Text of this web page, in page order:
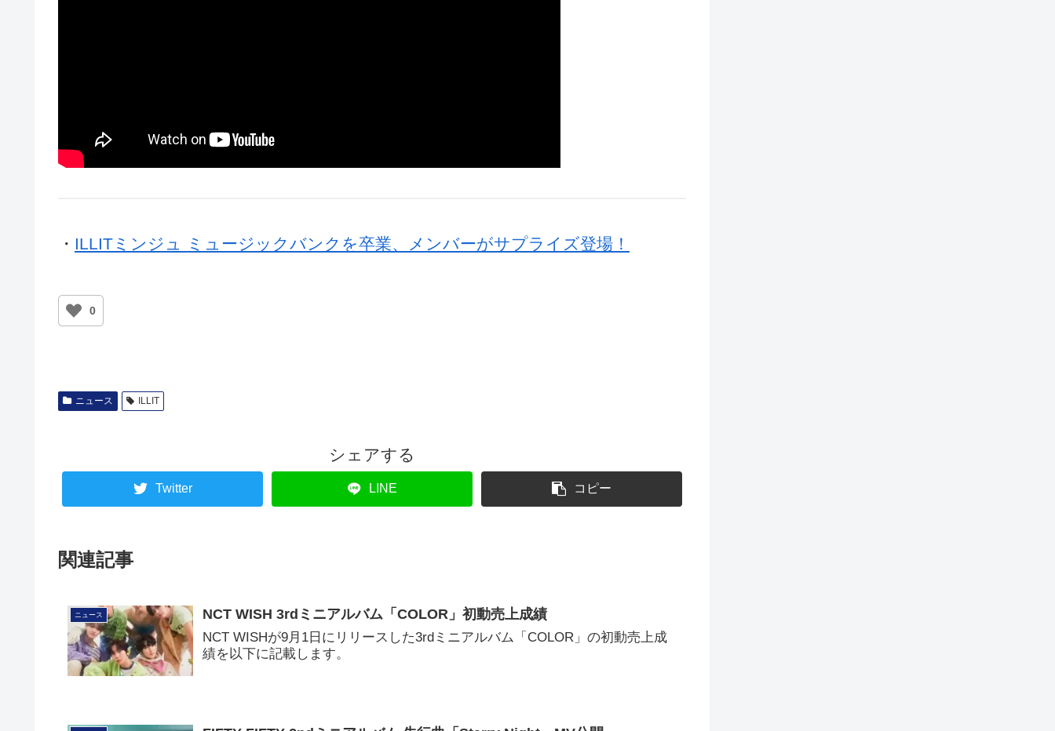
・ ILLITミンジュ ミュージックバンクを卒業、メンバーがサプライズ登場！
0
ニュース ILLIT
シェアする
Twitter LINE コピー
関連記事
ニュース NCT WISH 3rdミニアルバム「COLOR」初動売上成績
NCT WISHが9月1日にリリースした3rdミニアルバム「COLOR」の初動売上成
績を以下に記載します。